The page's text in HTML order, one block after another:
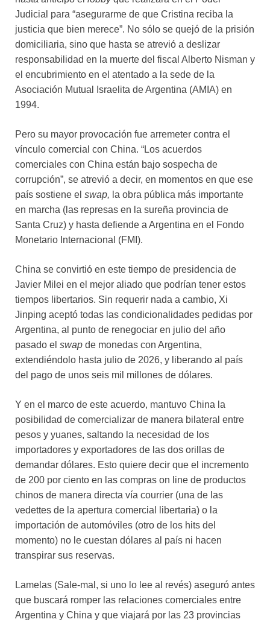
Judicial para “asegurarme de que Cristina reciba la
justicia que bien merece”. No sólo se quejó de la prisión
domiciliaria, sino que hasta se atrevió a deslizar
responsabilidad en la muerte del fiscal Alberto Nisman y
el encubrimiento en el atentado a la sede de la
Asociación Mutual Israelita de Argentina (AMIA) en
1994.
Pero su mayor provocación fue arremeter contra el
vínculo comercial con China. “Los acuerdos
comerciales con China están bajo sospecha de
corrupción”, se atrevió a decir, en momentos en que ese
país sostiene el swap, la obra pública más importante
en marcha (las represas en la sureña provincia de
Santa Cruz) y hasta defiende a Argentina en el Fondo
Monetario Internacional (FMI).
China se convirtió en este tiempo de presidencia de
Javier Milei en el mejor aliado que podrían tener estos
tiempos libertarios. Sin requerir nada a cambio, Xi
Jinping aceptó todas las condicionalidades pedidas por
Argentina, al punto de renegociar en julio del año
pasado el swap de monedas con Argentina,
extendiéndolo hasta julio de 2026, y liberando al país
del pago de unos seis mil millones de dólares.
Y en el marco de este acuerdo, mantuvo China la
posibilidad de comercializar de manera bilateral entre
pesos y yuanes, saltando la necesidad de los
importadores y exportadores de las dos orillas de
demandar dólares. Esto quiere decir que el incremento
de 200 por ciento en las compras on line de productos
chinos de manera directa vía courrier (una de las
vedettes de la apertura comercial libertaria) o la
importación de automóviles (otro de los hits del
momento) no le cuestan dólares al país ni hacen
transpirar sus reservas.
Lamelas (Sale-mal, si uno lo lee al revés) aseguró antes
que buscará romper las relaciones comerciales entre
Argentina y China y que viajará por las 23 provincias